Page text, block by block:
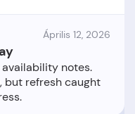
Április 12, 2026
notes.
but refresh caught